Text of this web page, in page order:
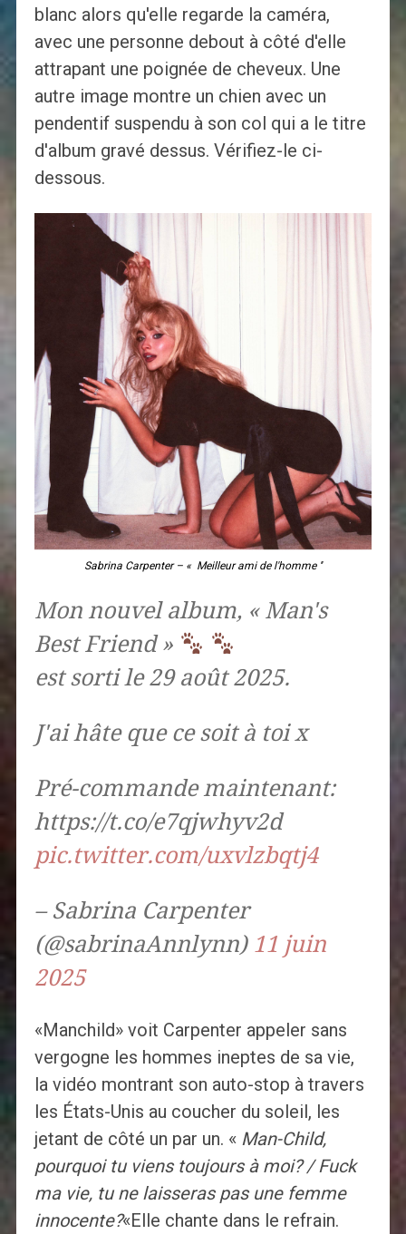
blanc alors qu'elle regarde la caméra,
avec une personne debout à côté d'elle
attrapant une poignée de cheveux. Une
autre image montre un chien avec un
pendentif suspendu à son col qui a le titre
d'album gravé dessus. Vérifiez-le ci-
dessous.
Sabrina Carpenter – « Meilleur ami de l'homme ''
Mon nouvel album, « Man's
Best Friend »
est sorti le 29 août 2025.
J'ai hâte que ce soit à toi x
Pré-commande maintenant:
https://t.co/e7qjwhyv2d
pic.twitter.com/uxvlzbqtj4
– Sabrina Carpenter
(@sabrinaAnnlynn) 11 juin
2025
«Manchild» voit Carpenter appeler sans
vergogne les hommes ineptes de sa vie,
la vidéo montrant son auto-stop à travers
les États-Unis au coucher du soleil, les
jetant de côté un par un. « Man-Child,
pourquoi tu viens toujours à moi? / Fuck
ma vie, tu ne laisseras pas une femme
innocente?«Elle chante dans le refrain.